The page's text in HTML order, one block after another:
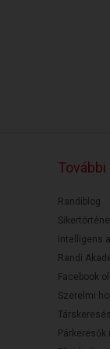
Randiblog
Intelligens
Randi
Facebook
Szerelmi